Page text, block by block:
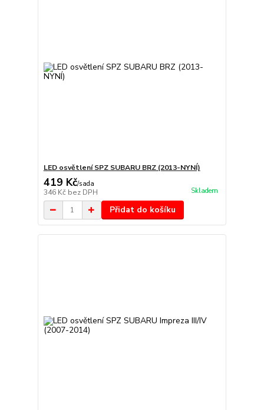
LED osvětlení SPZ SUBARU BRZ (2013-NYNÍ)
419 Kč/sada
346 Kč bez DPH Skladem
Přidat do košíku